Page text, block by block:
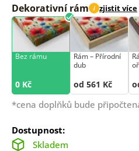
Dekorativní rám i zjistit více
Bez rámu
0 Kč
Rám –⁠⁠⁠⁠⁠⁠ Přírodní
dub
od 561 Kč
*cena doplňků bude
Dostupnost:
Skladem